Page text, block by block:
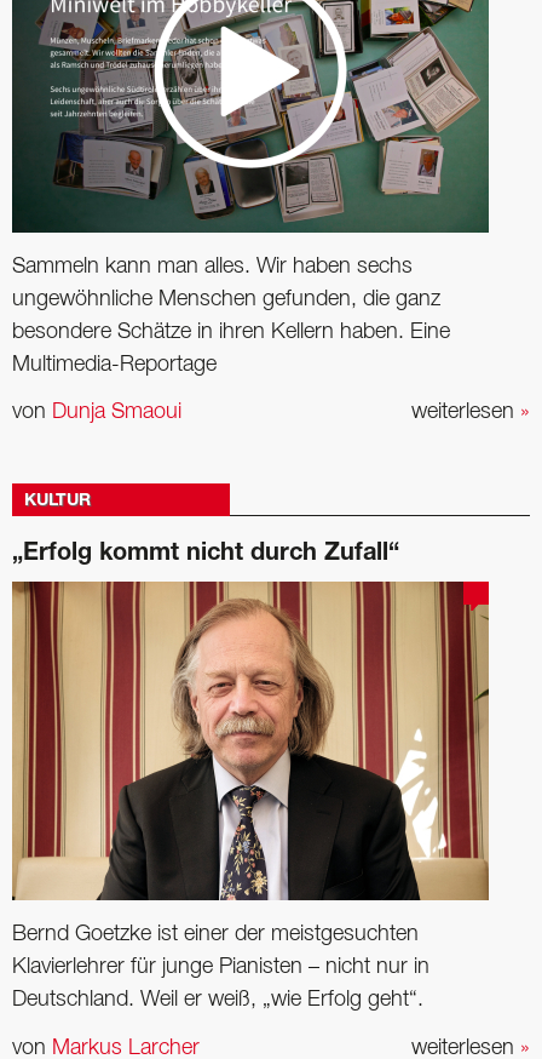
Sammeln kann man alles. Wir haben sechs
ungewöhnliche Menschen gefunden, die ganz
besondere Schätze in ihren Kellern haben. Eine
Multimedia-Reportage
weiterlesen »
von Dunja Smaoui
KULTUR
„Erfolg kommt nicht durch Zufall“
Bernd Goetzke ist einer der meistgesuchten
Klavierlehrer für junge Pianisten – nicht nur in
Deutschland. Weil er weiß, „wie Erfolg geht“.
weiterlesen »
von Markus Larcher